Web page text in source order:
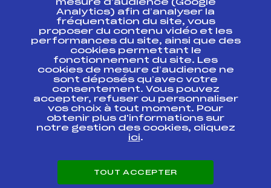
Ressources
Pass’Neige
Projet sportif fédéral
Projet de performance fédéral
Antidopage
Pôle Développement, Formation, Suivi
Scientifique
Listes ministérielles
Pôle vie de l’athlète
Carrières
mesure d’audience (Google
Analytics) afin d’analyser la
fréquentation du site, vous
proposer du contenu vidéo et les
performances du site, ainsi que des
cookies permettant le
fonctionnement du site. Les
cookies de mesure d’audience ne
sont déposés qu’avec votre
consentement. Vous pouvez
accepter, refuser ou personnaliser
vos choix à tout moment. Pour
obtenir plus d'informations sur
notre gestion des cookies, cliquez
ici.
TOUT ACCEPTER